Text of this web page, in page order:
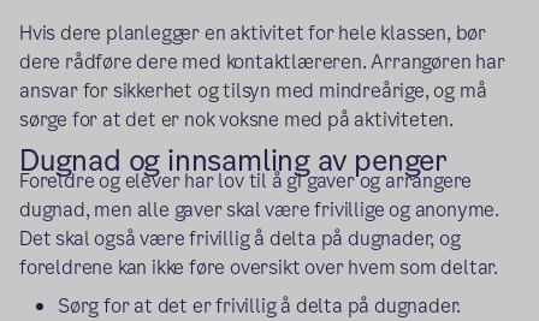
Hvis dere planlegger en aktivitet for hele klassen, bør
dere rådføre dere med kontaktlæreren. Arrangøren har
ansvar for sikkerhet og tilsyn med mindreårige, og må
sørge for at det er nok voksne med på aktiviteten.
Dugnad og innsamling av penger
Foreldre og elever har lov til å gi gaver og arrangere
dugnad, men alle gaver skal være frivillige og anonyme.
Det skal også være frivillig å delta på dugnader, og
foreldrene kan ikke føre oversikt over hvem som deltar.
Sørg for at det er frivillig å delta på dugnader.